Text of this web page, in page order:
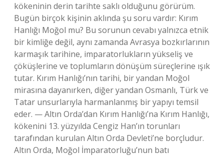
kökeninin derin tarihte saklı olduğunu görürüm.
Bugün birçok kişinin aklında şu soru vardır: Kırım
Hanlığı Moğol mu? Bu sorunun cevabı yalnızca etnik
bir kimliğe değil, aynı zamanda Avrasya bozkırlarının
karmaşık tarihine, imparatorlukların yükseliş ve
çöküşlerine ve toplumların dönüşüm süreçlerine ışık
tutar. Kırım Hanlığı’nın tarihi, bir yandan Moğol
mirasına dayanırken, diğer yandan Osmanlı, Türk ve
Tatar unsurlarıyla harmanlanmış bir yapıyı temsil
eder. — Altın Orda’dan Kırım Hanlığı’na Kırım Hanlığı,
kökenini 13. yüzyılda Cengiz Han’ın torunları
tarafından kurulan Altın Orda Devleti’ne borçludur.
Altın Orda, Moğol İmparatorluğu’nun batı